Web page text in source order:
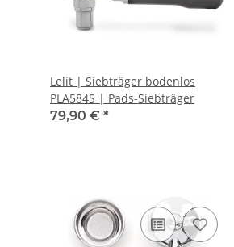
Lelit | Siebträger bodenlos
PLA584S | Pads-Siebträger
79,90 € *